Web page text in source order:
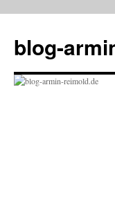
springen
blog-